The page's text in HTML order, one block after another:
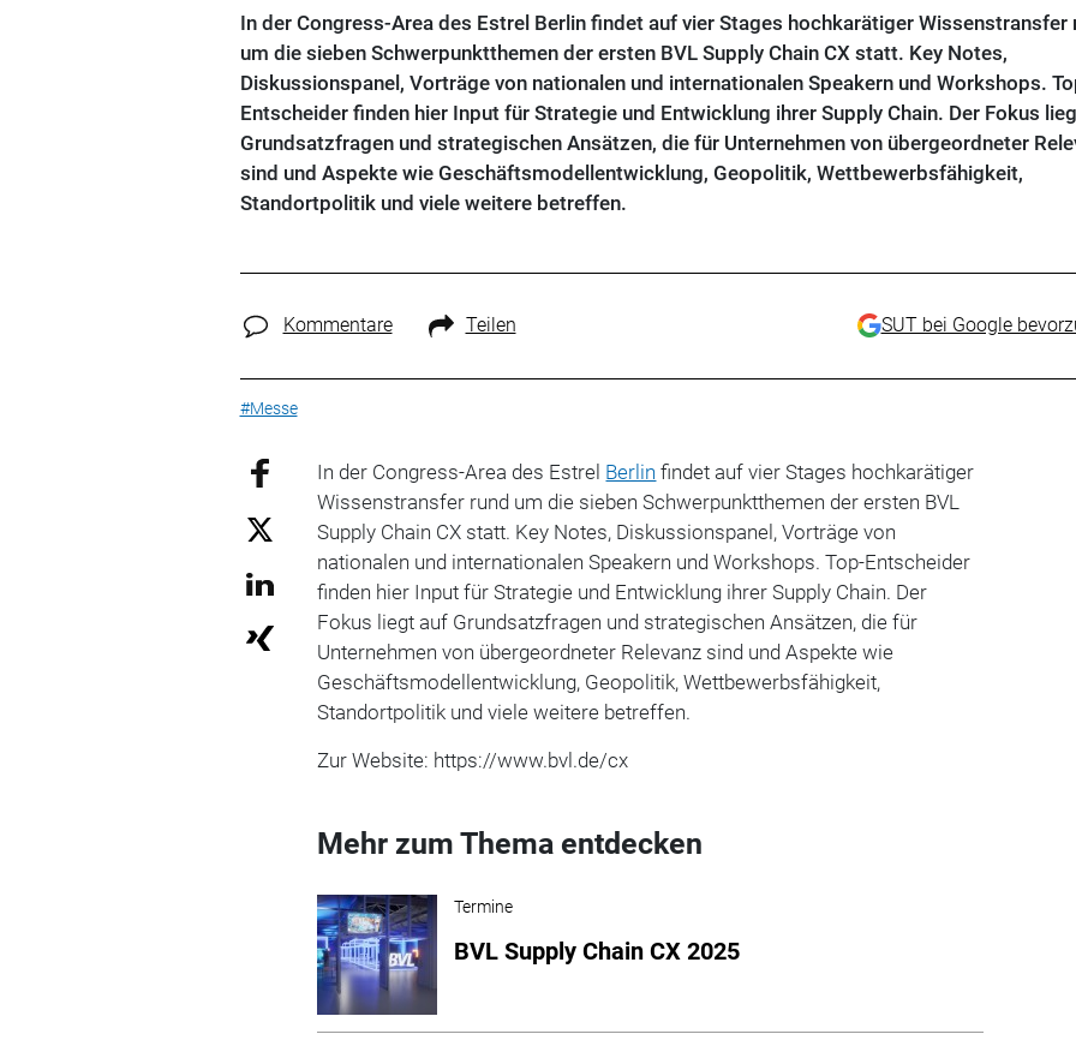
In der Congress-Area des Estrel Berlin findet auf vier Stages hochkarätiger Wissenstransfer
um die sieben Schwerpunktthemen der ersten BVL Supply Chain CX statt. Key Notes,
Diskussionspanel, Vorträge von nationalen und internationalen Speakern und Workshops.
Entscheider finden hier Input für Strategie und Entwicklung ihrer Supply Chain. Der Fokus
Grundsatzfragen und strategischen Ansätzen, die für Unternehmen von übergeordneter
sind und Aspekte wie Geschäftsmodellentwicklung, Geopolitik, Wettbewerbsfähigkeit,
Standortpolitik und viele weitere betreffen.
Kommentare Teilen SUT bei Google
#Messe
In der Congress-Area des Estrel Berlin findet auf vier Stages hochkarätiger
Wissenstransfer rund um die sieben Schwerpunktthemen der ersten BVL
Supply Chain CX statt. Key Notes, Diskussionspanel, Vorträge von
nationalen und internationalen Speakern und Workshops. Top-Entscheider
finden hier Input für Strategie und Entwicklung ihrer Supply Chain. Der
Fokus liegt auf Grundsatzfragen und strategischen Ansätzen, die für
Unternehmen von übergeordneter Relevanz sind und Aspekte wie
Geschäftsmodellentwicklung, Geopolitik, Wettbewerbsfähigkeit,
Standortpolitik und viele weitere betreffen.
Zur Website: https://www.bvl.de/cx
Mehr zum Thema entdecken
Termine
BVL Supply Chain CX 2025